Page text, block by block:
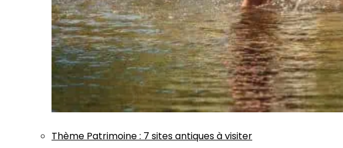
Thème Patrimoine: 7 sites antiques à visiter